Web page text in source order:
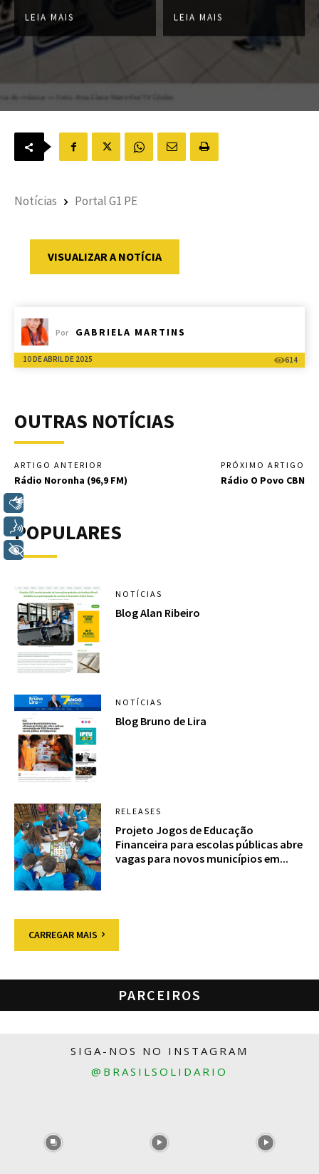
LEIA MAIS LEIA MAIS
Notícias Portal G1 PE
VISUALIZAR A NOTÍCIA
Por GABRIELA MARTINS
10 DE ABRIL DE 2025 614
OUTRAS NOTÍCIAS
ARTIGO ANTERIOR
Rádio Noronha (96,9 FM)
PRÓXIMO ARTIGO
Rádio O Povo CBN
POPULARES
NOTÍCIAS
Blog Alan Ribeiro
NOTÍCIAS
Blog Bruno de Lira
RELEASES
Projeto Jogos de Educação
Financeira para escolas públicas abre
vagas para novos municípios em...
CARREGAR MAIS
PARCEIROS
SIGA-NOS NO INSTAGRAM
@BRASILSOLIDARIO
Voz